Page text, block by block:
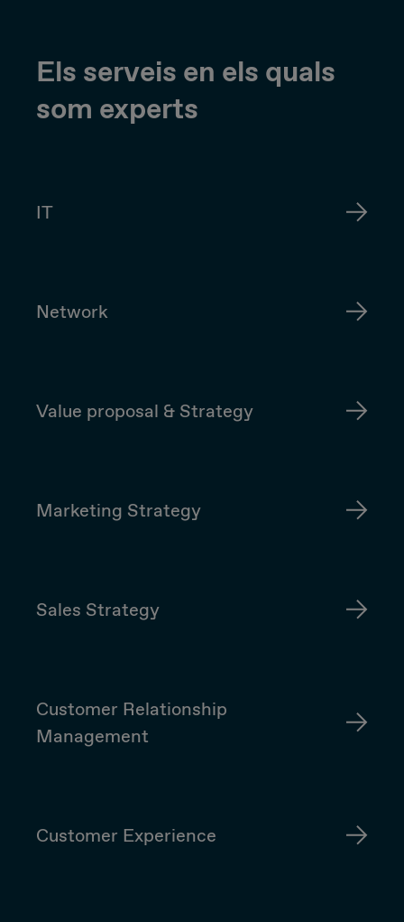
Els serveis en els quals
som experts
IT
Network
Value proposal & Strategy
Marketing Strategy
Sales Strategy
Customer Relationship
Management
Customer Experience